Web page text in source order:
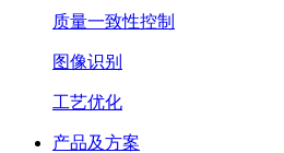
质量一致性控制
图像识别
工艺优化
产品及方案